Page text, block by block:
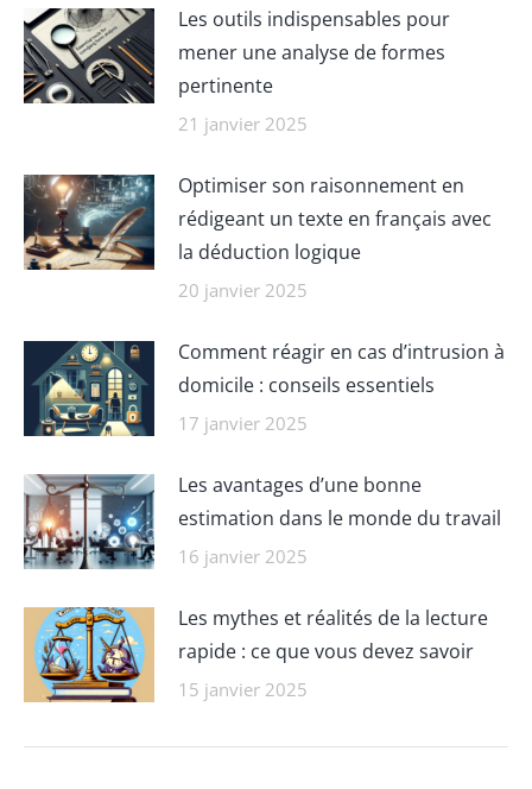
Les outils indispensables pour
mener une analyse de formes
pertinente
21 janvier 2025
Optimiser son raisonnement en
rédigeant un texte en français avec
la déduction logique
20 janvier 2025
Comment réagir en cas d’intrusion à
domicile : conseils essentiels
17 janvier 2025
Les avantages d’une bonne
estimation dans le monde du travail
16 janvier 2025
Les mythes et réalités de la lecture
rapide : ce que vous devez savoir
15 janvier 2025